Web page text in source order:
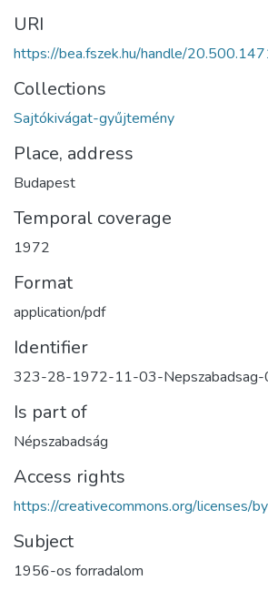
URI
https://bea.fszek.hu/handle/
Collections
Sajtókivágat-gyűjtemény
Place, address
Budapest
Temporal coverage
1972
Format
application/pdf
Identifier
323-28-1972-11-03-
Is part of
Népszabadság
Access rights
https://creativecommons.org/licenses/
Subject
1956-os forradalom